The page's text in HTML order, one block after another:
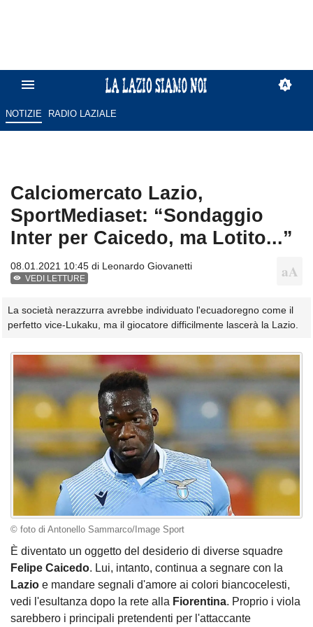
NOTIZIE RADIO LAZIALE
Calciomercato Lazio,
SportMediaset: “Sondaggio
Inter per Caicedo, ma Lotito...”
08.01.2021 10:45 di Leonardo Giovanetti
VEDI LETTURE
La società nerazzurra avrebbe individuato l'ecuadoregno come il
perfetto vice-Lukaku, ma il giocatore difficilmente lascerà la Lazio.
© foto di Antonello Sammarco/Image Sport
È diventato un oggetto del desiderio di diverse squadre
Felipe Caicedo. Lui, intanto, continua a segnare con la
Lazio e mandare segnali d'amore ai colori biancocelesti,
vedi l'esultanza dopo la rete alla Fiorentina. Proprio i viola
sarebbero i principali pretendenti per l'attaccante